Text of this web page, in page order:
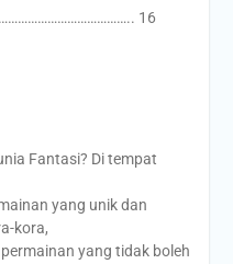
16
Fantasi? Di tempat
yang unik dan
kora,
yang tidak boleh